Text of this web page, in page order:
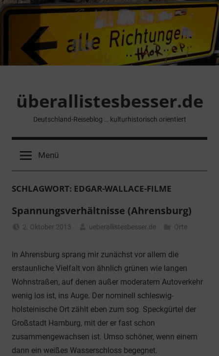
Zum
überallistesbesser.de
Deutschland-Reiseblog … kulturhistorisch orientiert
Menü
SCHLAGWORT: EDGAR-WALLACE-FILME
Spannungsverhältnisse (Ahrensburg)
2. Oktober 2013 ueberallistesbesser.de Orte
In Ahrensburg sprang mir zunächst vor allem die
erstaunliche Vielfalt von ähnlich grünen wie langen
Wohnstraßen, auf denen außer moderatem Autoverkehr
wenig los ist, ins Auge. Der nominell schleswig-
holsteinische Ort zählt eben zum sog. Speckgürtel der
Großstadt Hamburg, mit der er fast schon
zusammengewachsen ist. Umso schöner, wenn einem
dann ein weißes Wasserschloss begegnet.